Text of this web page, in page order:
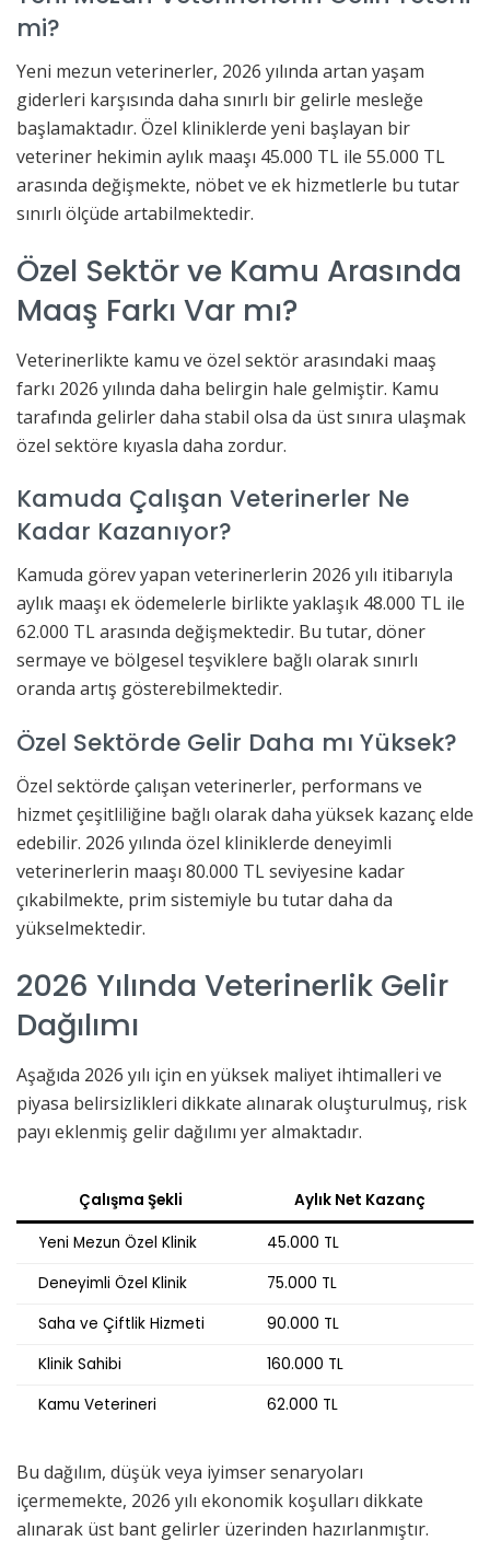
mi?
Yeni mezun veterinerler, 2026 yılında artan yaşam
giderleri karşısında daha sınırlı bir gelirle mesleğe
başlamaktadır. Özel kliniklerde yeni başlayan bir
veteriner hekimin aylık maaşı 45.000 TL ile 55.000 TL
arasında değişmekte, nöbet ve ek hizmetlerle bu tutar
sınırlı ölçüde artabilmektedir.
Özel Sektör ve Kamu Arasında
Maaş Farkı Var mı?
Veterinerlikte kamu ve özel sektör arasındaki maaş
farkı 2026 yılında daha belirgin hale gelmiştir. Kamu
tarafında gelirler daha stabil olsa da üst sınıra ulaşmak
özel sektöre kıyasla daha zordur.
Kamuda Çalışan Veterinerler Ne
Kadar Kazanıyor?
Kamuda görev yapan veterinerlerin 2026 yılı itibarıyla
aylık maaşı ek ödemelerle birlikte yaklaşık 48.000 TL ile
62.000 TL arasında değişmektedir. Bu tutar, döner
sermaye ve bölgesel teşviklere bağlı olarak sınırlı
oranda artış gösterebilmektedir.
Özel Sektörde Gelir Daha mı Yüksek?
Özel sektörde çalışan veterinerler, performans ve
hizmet çeşitliliğine bağlı olarak daha yüksek kazanç elde
edebilir. 2026 yılında özel kliniklerde deneyimli
veterinerlerin maaşı 80.000 TL seviyesine kadar
çıkabilmekte, prim sistemiyle bu tutar daha da
yükselmektedir.
2026 Yılında Veterinerlik Gelir
Dağılımı
Aşağıda 2026 yılı için en yüksek maliyet ihtimalleri ve
piyasa belirsizlikleri dikkate alınarak oluşturulmuş, risk
payı eklenmiş gelir dağılımı yer almaktadır.
Çalışma Şekli Aylık Net Kazanç
Yeni Mezun Özel Klinik
45.000 TL
Deneyimli Özel Klinik
75.000 TL
Saha ve Çiftlik Hizmeti
90.000 TL
Klinik Sahibi
160.000 TL
Kamu Veterineri
62.000 TL
Bu dağılım, düşük veya iyimser senaryoları
içermemekte, 2026 yılı ekonomik koşulları dikkate
alınarak üst bant gelirler üzerinden hazırlanmıştır.